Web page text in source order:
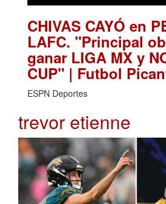
CHIVAS CAYÓ en
LAFC. "Principal
ganar LIGA MX y
CUP" | Futbol
ESPN Deportes
trevor etienne